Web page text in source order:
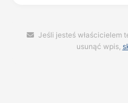
Jeśli jesteś właścicielem
usunąć wpis,